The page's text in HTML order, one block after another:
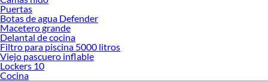
Puertas
Botas de agua Defender
Macetero grande
Delantal de cocina
Filtro para piscina 5000 litros
Viejo pascuero inflable
Lockers 10
Cocina